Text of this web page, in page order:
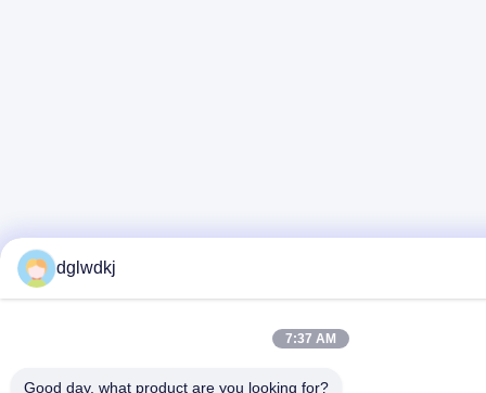
dglwdkj
7:37 AM
Good day, what product are you looking for?